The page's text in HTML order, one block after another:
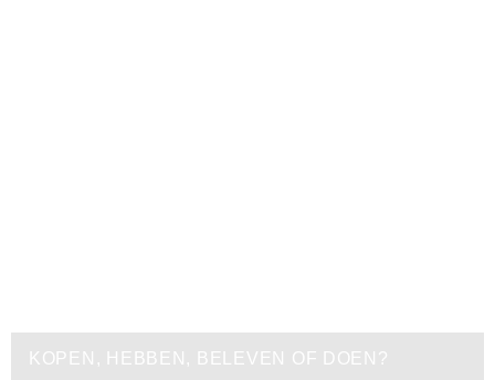
KOPEN, HEBBEN, BELEVEN OF DOEN?